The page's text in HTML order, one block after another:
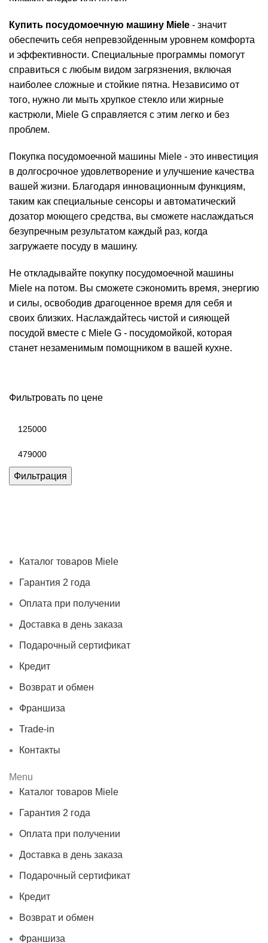
Фильтровать по цене
Фильтрация
Купить посудомоечную машину Miele - значит
обеспечить себя непревзойденным уровнем комфорта
и эффективности. Специальные программы помогут
справиться с любым видом загрязнения, включая
наиболее сложные и стойкие пятна. Независимо от
того, нужно ли мыть хрупкое стекло или жирные
кастрюли, Miele G справляется с этим легко и без
проблем.
Покупка посудомоечной машины Miele - это инвестиция
в долгосрочное удовлетворение и улучшение качества
вашей жизни. Благодаря инновационным функциям,
таким как специальные сенсоры и автоматический
дозатор моющего средства, вы сможете наслаждаться
безупречным результатом каждый раз, когда
загружаете посуду в машину.
Не откладывайте покупку посудомоечной машины
Miele на потом. Вы сможете сэкономить время, энергию
и силы, освободив драгоценное время для себя и
своих близких. Наслаждайтесь чистой и сияющей
посудой вместе с Miele G - посудомойкой, которая
станет незаменимым помощником в вашей кухне.
Каталог товаров Miele
Гарантия 2 года
Оплата при получении
Доставка в день заказа
Подарочный сертификат
Кредит
Возврат и обмен
Франшиза
Trade-in
Контакты
Menu
Каталог товаров Miele
Гарантия 2 года
Оплата при получении
Доставка в день заказа
Подарочный сертификат
Кредит
Возврат и обмен
Франшиза